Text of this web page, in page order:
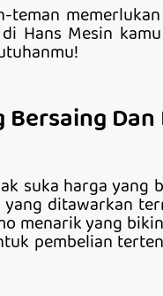
teman
Hans Mesin
Bersaing
suka harga yang
yang ditawarkan
menarik yang
pembelian